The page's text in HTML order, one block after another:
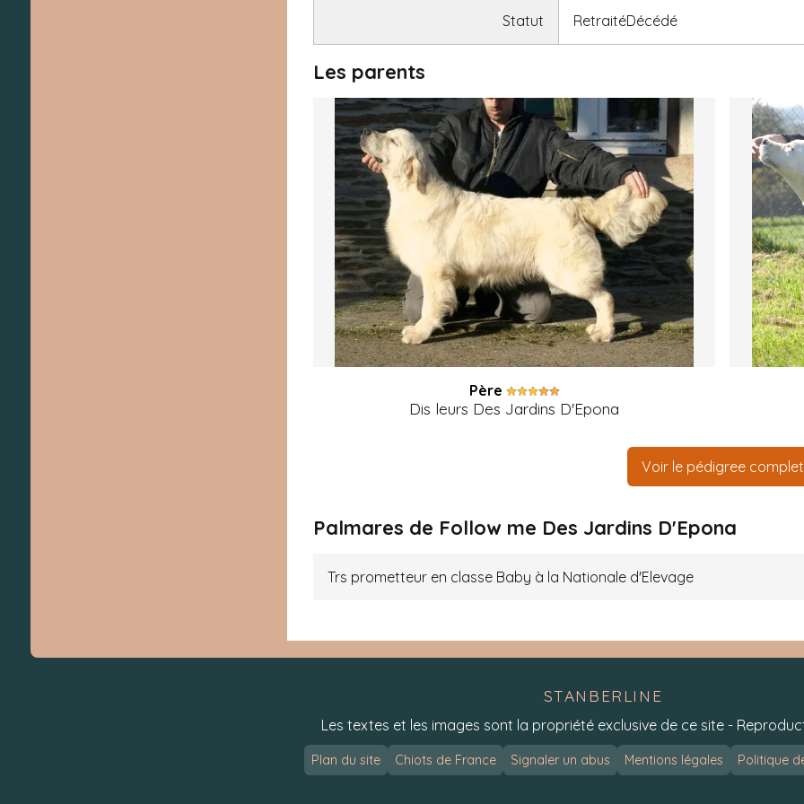
Statut RetraitéDécédé
Les parents
Père
Dis leurs Des Jardins D'Epona
Voir le pédigree complet
Palmares de Follow me Des Jardins D'Epona
Trs prometteur en classe Baby à la Nationale d'Elevage
STANBERLINE
Les textes et les images sont la propriété exclusive de ce site -
Plan du site Chiots de France Signaler un abus Mentions légales Politique